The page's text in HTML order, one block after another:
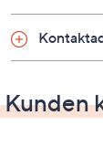
Maße
Kunden